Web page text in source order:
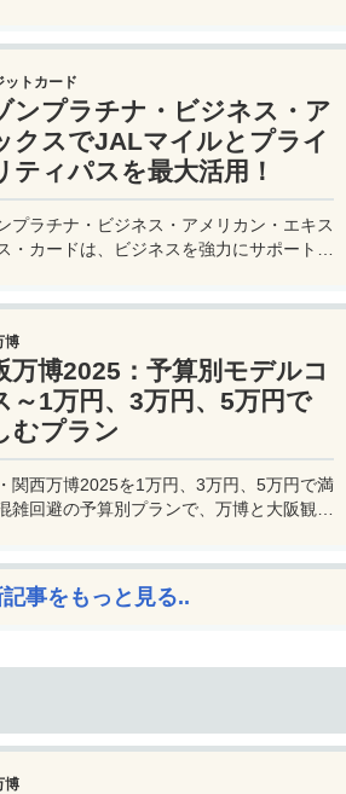
ットカード
ンプラチナ・ビジネス・ア
クスでJALマイルとプライ
ティパスを最大活用！
プラチナ・ビジネス・アメリカン・エキス
・カードは、ビジネスを強力にサポートす
す。初年度の年会費無料も魅力。ステータ
用性を兼ね備えたビジネスカードで、あな
ジネスをワンランクアップさせませんか？
博
万博2025：予算別モデルコ
～1万円、3万円、5万円で
むプラン
関西万博2025を1万円、3万円、5万円で満
雑回避の予算別プランで、万博と大阪観光
事をもっと見る..
博